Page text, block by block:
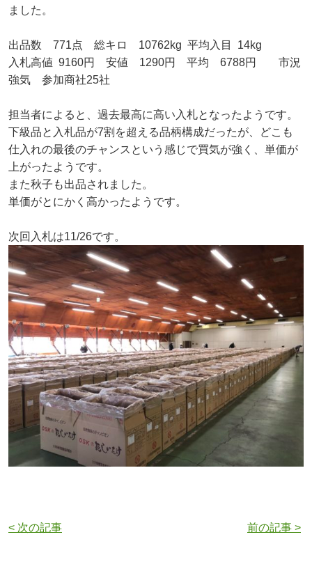
ました。
出品数 771点 総キロ 10762kg 平均入目 14kg
入札高値 9160円 安値 1290円 平均 6788円 市況
強気 参加商社25社
担当者によると、過去最高に高い入札となったようです。
下級品と入札品が7割を超える品柄構成だったが、どこも
仕入れの最後のチャンスという感じで買気が強く、単価が
上がったようです。
また秋子も出品されました。
単価がとにかく高かったようです。
次回入札は11/26です。
< 次の記事 前の記事 >